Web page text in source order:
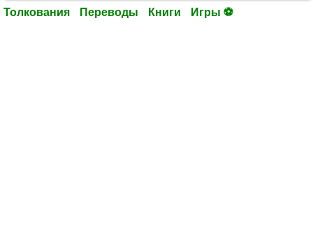
Толкования Переводы Книги Игры ⚽